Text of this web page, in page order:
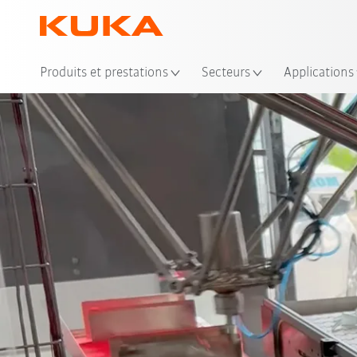
Produits et prestations Secteurs Applications